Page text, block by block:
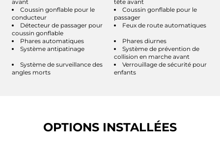
avant
tête avant
Coussin gonflable pour le
conducteur
Coussin gonflable pour le
passager
Détecteur de passager pour
coussin gonflable
Feux de route automatiques
Phares automatiques
Phares diurnes
Système antipatinage
Système de prévention de
collision en marche avant
Système de surveillance des
angles morts
Verrouillage de sécurité pour
enfants
OPTIONS INSTALLÉES